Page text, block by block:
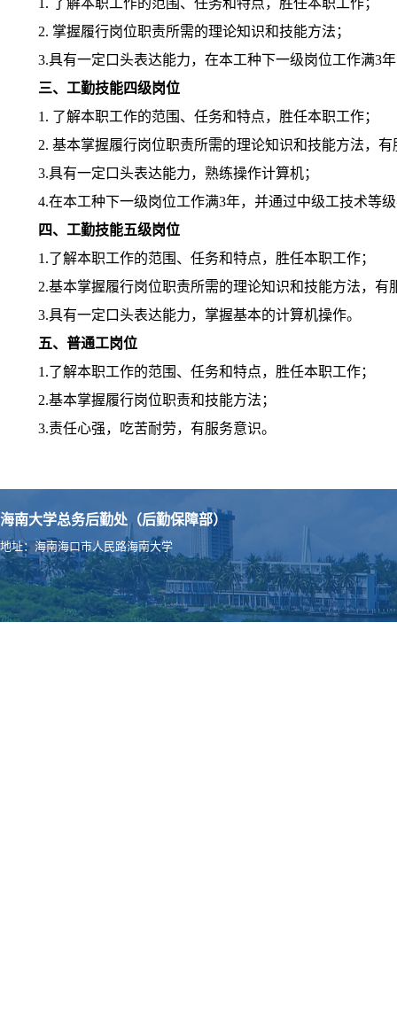
1. 了解本职工作的范围、任务和特点，胜任本职工作；
2. 掌握履行岗位职责所需的理论知识和技能方法；
3.具有一定口头表达能力，在本工种下一级岗位工作满3
三、工勤技能四级岗位
1. 了解本职工作的范围、任务和特点，胜任本职工作；
2. 基本掌握履行岗位职责所需的理论知识和技能方法，有
3.具有一定口头表达能力，熟练操作计算机；
4.在本工种下一级岗位工作满3年，并通过中级工技术等
四、工勤技能五级岗位
1.了解本职工作的范围、任务和特点，胜任本职工作；
2.基本掌握履行岗位职责所需的理论知识和技能方法，有
3.具有一定口头表达能力，掌握基本的计算机操作。
五、普通工岗位
1.了解本职工作的范围、任务和特点，胜任本职工作；
2.基本掌握履行岗位职责和技能方法；
3.责任心强，吃苦耐劳，有服务意识。
海南大学总务后勤处（后勤保障部）
地址：海南海口市人民路海南大学